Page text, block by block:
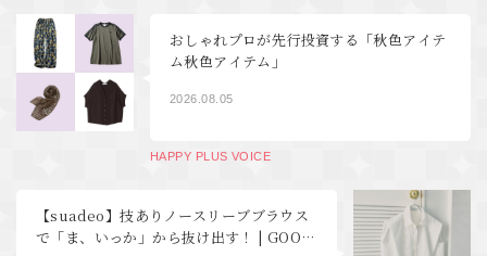
おしゃれプロが先行投資する「秋色アイテ
ム秋色アイテム」
2026.08.05
HAPPY PLUS VOICE
【suadeo】技ありノースリーブブラウス
で「ま、いっか」から抜け出す！ | GOOD